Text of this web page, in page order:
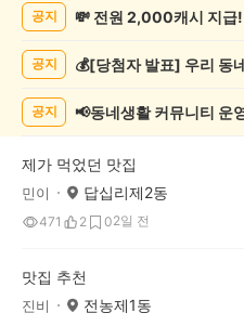
글
공지
공지
공지 📢동네생활 커뮤니티
제가 먹었던 맛집
민이 답십리제2동
471 2 02일 전
맛집 추천
진비 전농제1동